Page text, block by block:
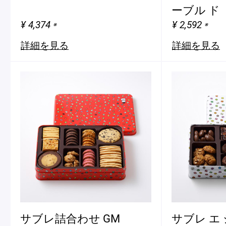
¥ 4,374 ※
詳細を見る
ーブル ド
¥ 2,592 ※
詳細を見る
サブレ詰合わせ GM
サブレ エ